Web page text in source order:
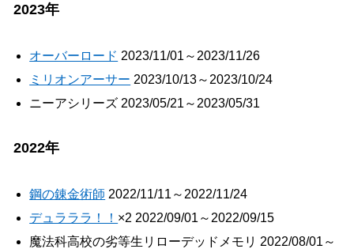
2023年
オーバーロード 2023/11/01～2023/11/26
ミリオンアーサー 2023/10/13～2023/10/24
ニーアシリーズ 2023/05/21～2023/05/31
2022年
鋼の錬金術師 2022/11/11～2022/11/24
デュラララ！！ ×2 2022/09/01～2022/09/15
魔法科高校の劣等生リローデッドメモリ 2022/08/01～